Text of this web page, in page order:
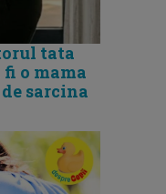
tata
o mama
sarcina